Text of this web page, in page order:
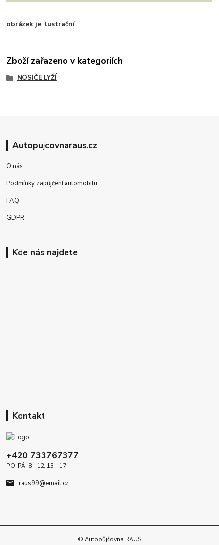
obrázek je ilustrační
Zboží zařazeno v kategoriích
NOSIČE LYŽÍ
Autopujcovnaraus.cz
O nás
Podmínky zapůjčení automobilu
FAQ
GDPR
Kde nás najdete
Kontakt
+420 733767377
PO-PÁ: 8 - 12, 13 - 17
raus99@email.cz
© Autopůjčovna RAUS